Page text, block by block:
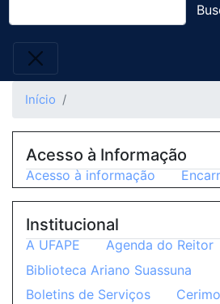
Início
Acesso à Informação
Acesso à informação
Institucional
A UFAPE
Agenda do Reitor
Biblioteca Ariano Suassuna
Boletins de Serviços